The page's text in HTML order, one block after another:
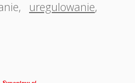
, uregulowanie,